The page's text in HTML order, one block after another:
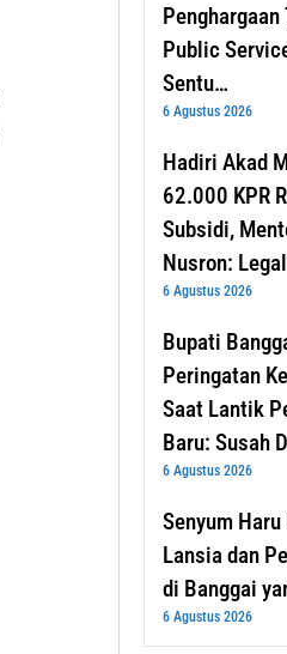
Penghargaan
Public
Sentu…
6 Agustus 2026
Hadiri Akad
62.000 KPR
Subsidi,
Nusron:
6 Agustus 2026
Bupati
Peringatan
Saat Lantik
Baru: Susah
6 Agustus 2026
Senyum Haru
Lansia dan
di Banggai
6 Agustus 2026